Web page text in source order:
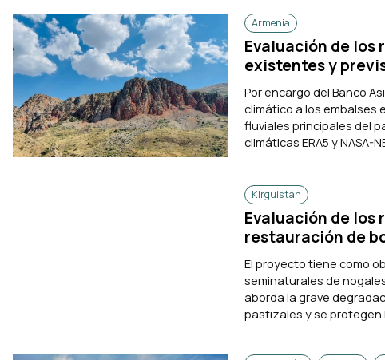
Armenia
Evaluación de los
existentes y
Por encargo del Banco
climático a los embalses
fluviales principales del
climáticas ERA5 y NASA-
Kirguistán
Evaluación de
restauración de
El proyecto tiene como
seminaturales de
aborda la grave
pastizales y se protegen